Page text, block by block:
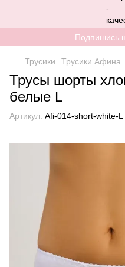
Подпишись
Трусики Трусики Афина
Трусы шорты
белые L
Артикул: Afi-014-short-white-L